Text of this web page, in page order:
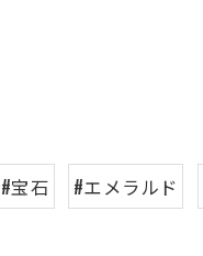
#宝石 #エメラルド